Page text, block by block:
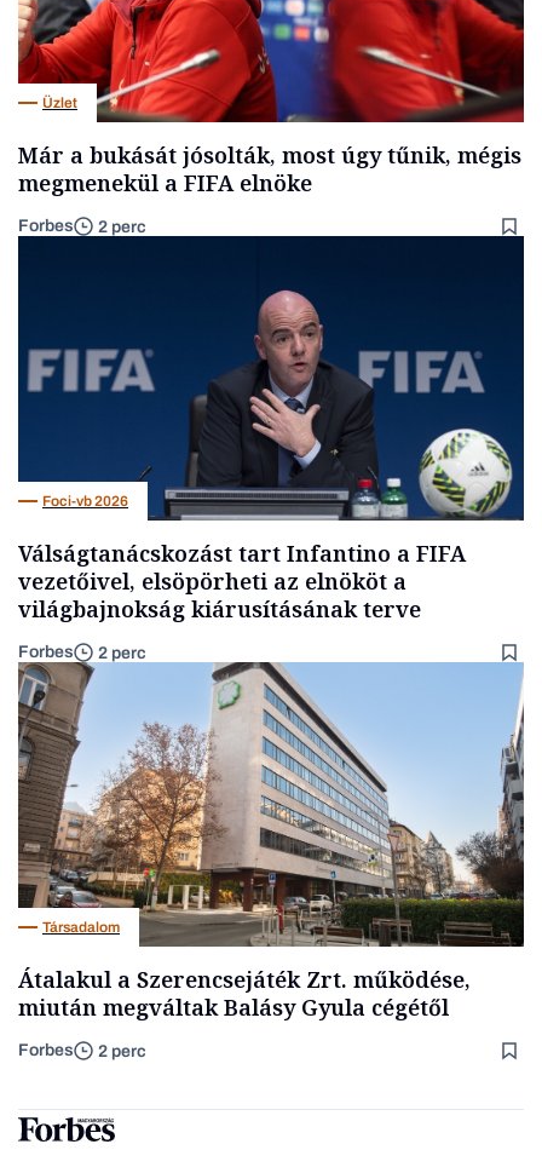
Üzlet
Már a bukását jósolták, most úgy tűnik, mégis
megmenekül a FIFA elnöke
Forbes 2 perc
Foci-vb 2026
Válságtanácskozást tart Infantino a FIFA
vezetőivel, elsöpörheti az elnököt a
világbajnokság kiárusításának terve
Forbes 2 perc
Társadalom
Átalakul a Szerencsejáték Zrt. működése,
miután megváltak Balásy Gyula cégétől
Forbes 2 perc